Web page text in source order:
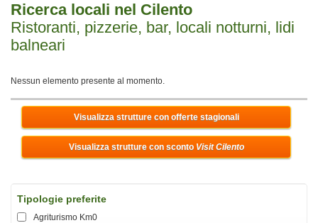
Ricerca locali nel Cilento
Ristoranti, pizzerie, bar, locali notturni, lidi
balneari
Nessun elemento presente al momento.
Visualizza strutture con offerte stagionali
Visualizza strutture con sconto Visit Cilento
Tipologie preferite
Agriturismo Km0